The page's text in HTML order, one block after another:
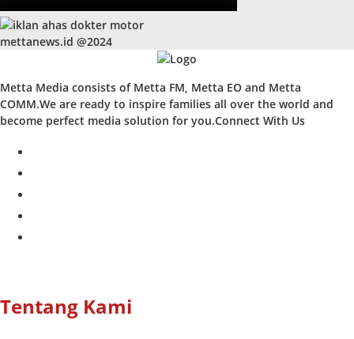
mettanews.id @2024
Metta Media consists of Metta FM, Metta EO and Metta
COMM.We are ready to inspire families all over the world and
become perfect media solution for you.Connect With Us
Tentang Kami